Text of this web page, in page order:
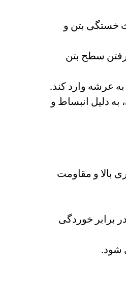
خستگی بتن و
رفتن سطح بتن
عرشه وارد کند.
دلیل انبساط و
بالا و مقاومت
برابر خوردگی
شود.